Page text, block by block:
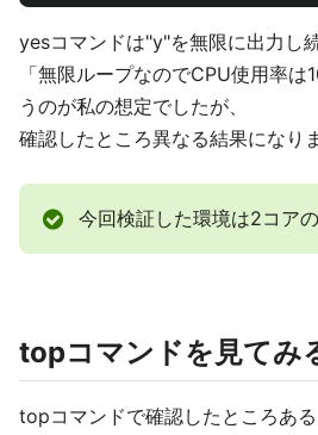
yesコマンドは"y"を無限に出力し
「無限ループなのでCPU使用率
うのが私の想定でしたが、
確認したところ異なる結果になり
今回検証した環境は2コア
topコマンドを見てみ
topコマンドで確認したところある